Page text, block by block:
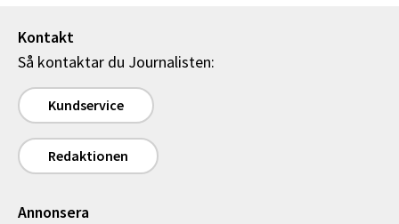
Kontakt
Så kontaktar du Journalisten:
Kundservice
Redaktionen
Annonsera